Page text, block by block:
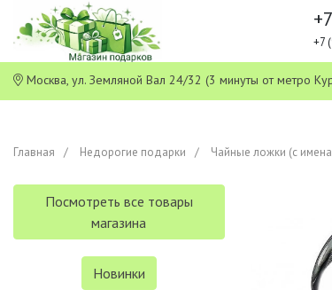
+7
Москва, ул. Земляной Вал 24/32 (3 минуты от метро
Главная Недорогие подарки Чайные ложки (с
Посмотреть все товары
магазина
Новинки